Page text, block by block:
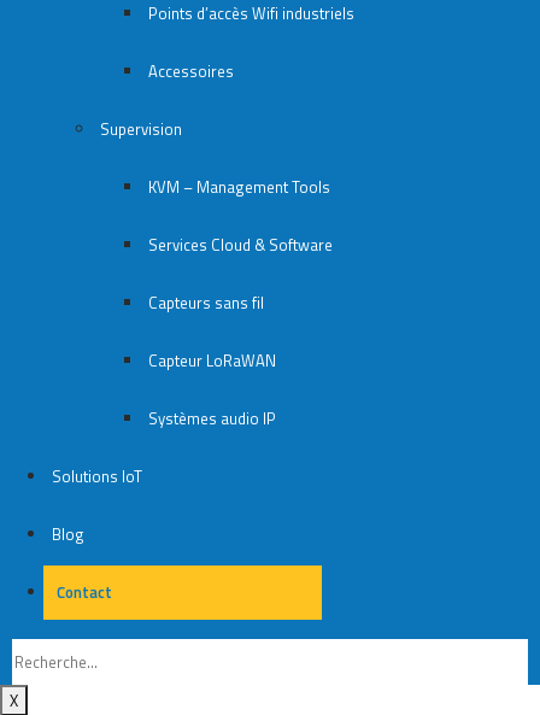
Points d’accès Wifi industriels
Accessoires
Supervision
KVM – Management Tools
Services Cloud & Software
Capteurs sans fil
Capteur LoRaWAN
Systèmes audio IP
Solutions IoT
Blog
Contact
Contact
X